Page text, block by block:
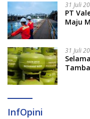
31 Juli
PT
Maju
31 Juli
InfOpini